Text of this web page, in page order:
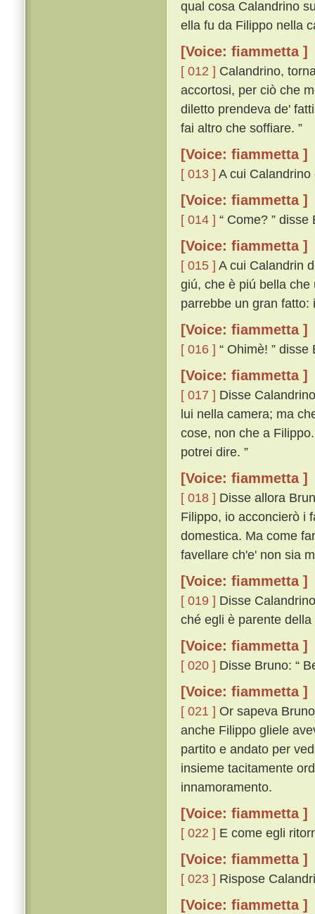
qual cosa Calandrino
ella fu da Filippo nella
[Voice: fiammetta ]
[ 012 ] Calandrino,
accortosi, per ciò che
diletto prendeva de'
fai altro che soffiare. ”
[Voice: fiammetta ]
[ 013 ] A cui Calandrino
[Voice: fiammetta ]
[ 014 ] “ Come? ” disse
[Voice: fiammetta ]
[ 015 ] A cui Calandrin
giú, che è piú bella
parrebbe un gran fatto:
[Voice: fiammetta ]
[ 016 ] “ Ohimè! ”
[Voice: fiammetta ]
[ 017 ] Disse
lui nella camera; ma
cose, non che a
potrei dire. ”
[Voice: fiammetta ]
[ 018 ] Disse allora
Filippo, io acconcierò i
domestica. Ma come
favellare ch'e' non sia
[Voice: fiammetta ]
[ 019 ] Disse
ché egli è parente
[Voice: fiammetta ]
[ 020 ] Disse Bruno: “
[Voice: fiammetta ]
[ 021 ] Or sapeva
anche Filippo gliele
partito e andato per
insieme tacitamente
innamoramento.
[Voice: fiammetta ]
[ 022 ] E come egli
[Voice: fiammetta ]
[ 023 ] Rispose
[Voice: fiammetta ]